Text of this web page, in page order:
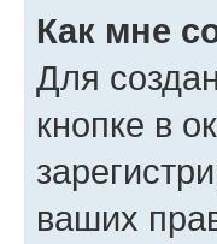
Как мне
Для
кнопке в
ваших